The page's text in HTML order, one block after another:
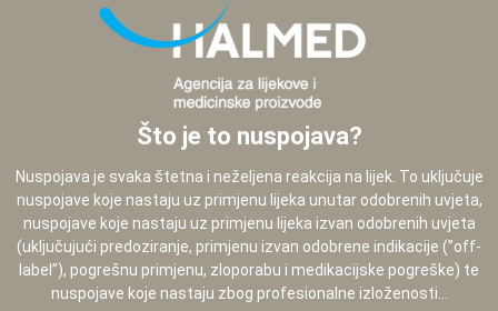
Što je to nuspojava?
Nuspojava je svaka štetna i neželjena reakcija na lijek. To uključuje
nuspojave koje nastaju uz primjenu lijeka unutar odobrenih uvjeta,
nuspojave koje nastaju uz primjenu lijeka izvan odobrenih uvjeta
(uključujući predoziranje, primjenu izvan odobrene indikacije (”off-
label”), pogrešnu primjenu, zloporabu i medikacijske pogreške) te
nuspojave koje nastaju zbog profesionalne izloženosti...